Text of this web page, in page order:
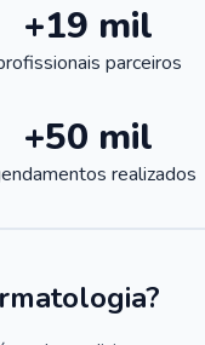
+19 mil
parceiros
+50 mil
realizados